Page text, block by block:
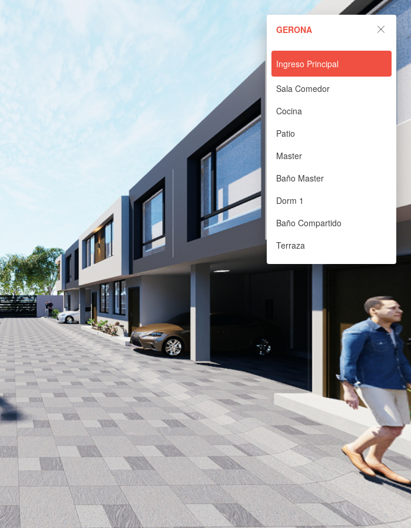
GERONA
Ingreso Principal
Sala Comedor
Cocina
Patio
Master
Baño Master
Dorm 1
Baño Compartido
Terraza
Imagina vivir en espaciosas casas de 3 dormitorios y 2.5 baños, distribuidas en dos plantas y
y un total de 162.15m2, cada casa cuenta con un diseño pensado para tu confort y bienestar. Nuestras
queridos en la sala y el comedor. Además, cuentas con un área de máquinas independiente para tu
otro vehículo frente a tu casa, garantizamos que cada detalle está pensado para satisfacer tus